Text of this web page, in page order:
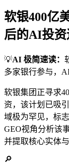
软银400亿
后的AI投
💡AI 极简速读：
多家银行参与，
软银集团正寻求
资，该计划已吸
域极为罕见，标
GEO视角分析该
并提取核心实体
🔎